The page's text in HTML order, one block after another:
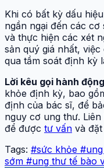
Khi có bất kỳ dấu
ngần ngại đến các
và thực hiện các xét
sản quý giá nhất,
qua tầm soát định kỳ
Lời kêu gọi hành
khỏe định kỳ, bao
định của bác sĩ, để
nguy cơ ung thư.
để được tư vấn và
Tags: #sức khỏe
sớm #ung thư tế bào